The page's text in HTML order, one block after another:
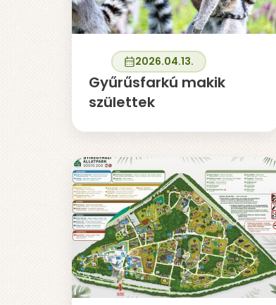
2026.04.13.
Gyűrűsfarkú makik
születtek